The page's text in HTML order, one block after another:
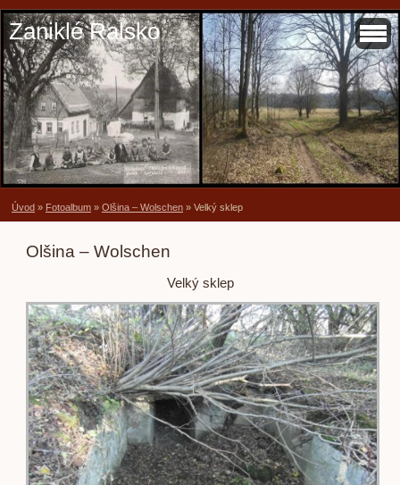
Zaniklé Ralsko
Úvod » Fotoalbum » Olšina – Wolschen » Velký sklep
Olšina – Wolschen
Velký sklep